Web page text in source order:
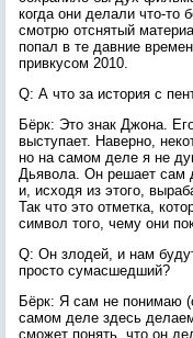
когда они делали что-то
смотрю отснятый
попал в те давние
привкусом 2010.
Q: А что за история с
Бёрк: Это знак Джона.
выступает. Наверно,
но на самом деле я не
Дьявола. Он решает сам
и, исходя из этого,
Так что это отметка,
символ того, чему они
Q: Он злодей, и нам
просто сумасшедший?
Бёрк: Я сам не понимаю
самом деле здесь
сможет понять, что он